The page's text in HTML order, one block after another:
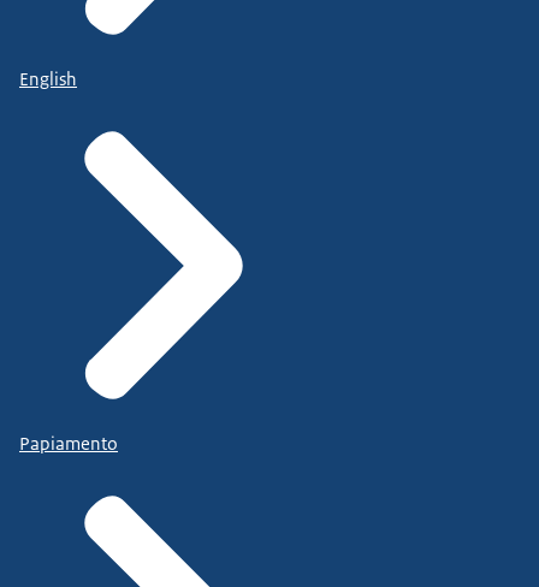
English
Papiamento